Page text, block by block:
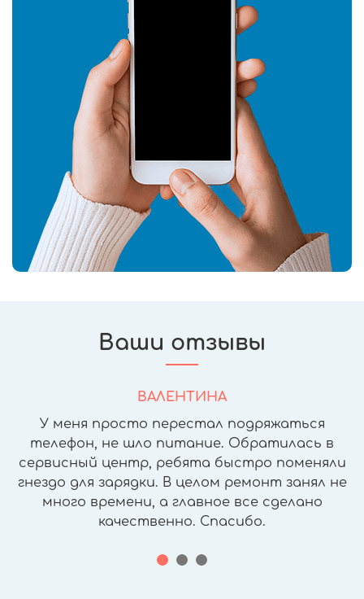
Ваши отзывы
ВАЛЕНТИНА
У меня просто перестал подряжаться
телефон, не шло питание. Обратилась в
сервисный центр, ребята быстро поменяли
гнездо для зарядки. В целом ремонт занял не
много времени, а главное все сделано
качественно. Спасибо.